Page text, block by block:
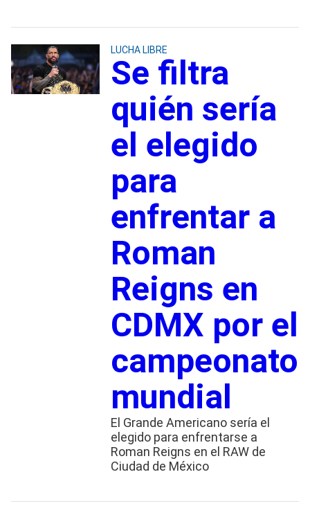
LUCHA LIBRE
Se filtra
quién sería
el elegido
para
enfrentar a
Roman
Reigns en
CDMX por el
campeonato
mundial
El Grande Americano sería el
elegido para enfrentarse a
Roman Reigns en el RAW de
Ciudad de México